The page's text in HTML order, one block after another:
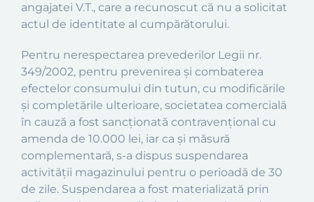
angajatei V.T., care a recunoscut că nu a solicitat
actul de identitate al cumpărătorului.
Pentru nerespectarea prevederilor Legii nr.
349/2002, pentru prevenirea și combaterea
efectelor consumului din tutun, cu modificările
și completările ulterioare, societatea comercială
în cauză a fost sancționată contravențional cu
amenda de 10.000 lei, iar ca și măsură
complementară, s-a dispus suspendarea
activității magazinului pentru o perioadă de 30
de zile. Suspendarea a fost materializată prin